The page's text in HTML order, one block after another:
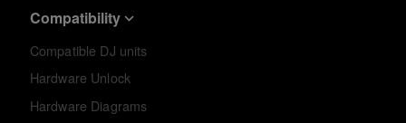
Compatibility
Compatible DJ units
Hardware Unlock
Hardware Diagrams